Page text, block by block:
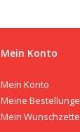
Mein Konto
Mein Konto
Meine
Mein